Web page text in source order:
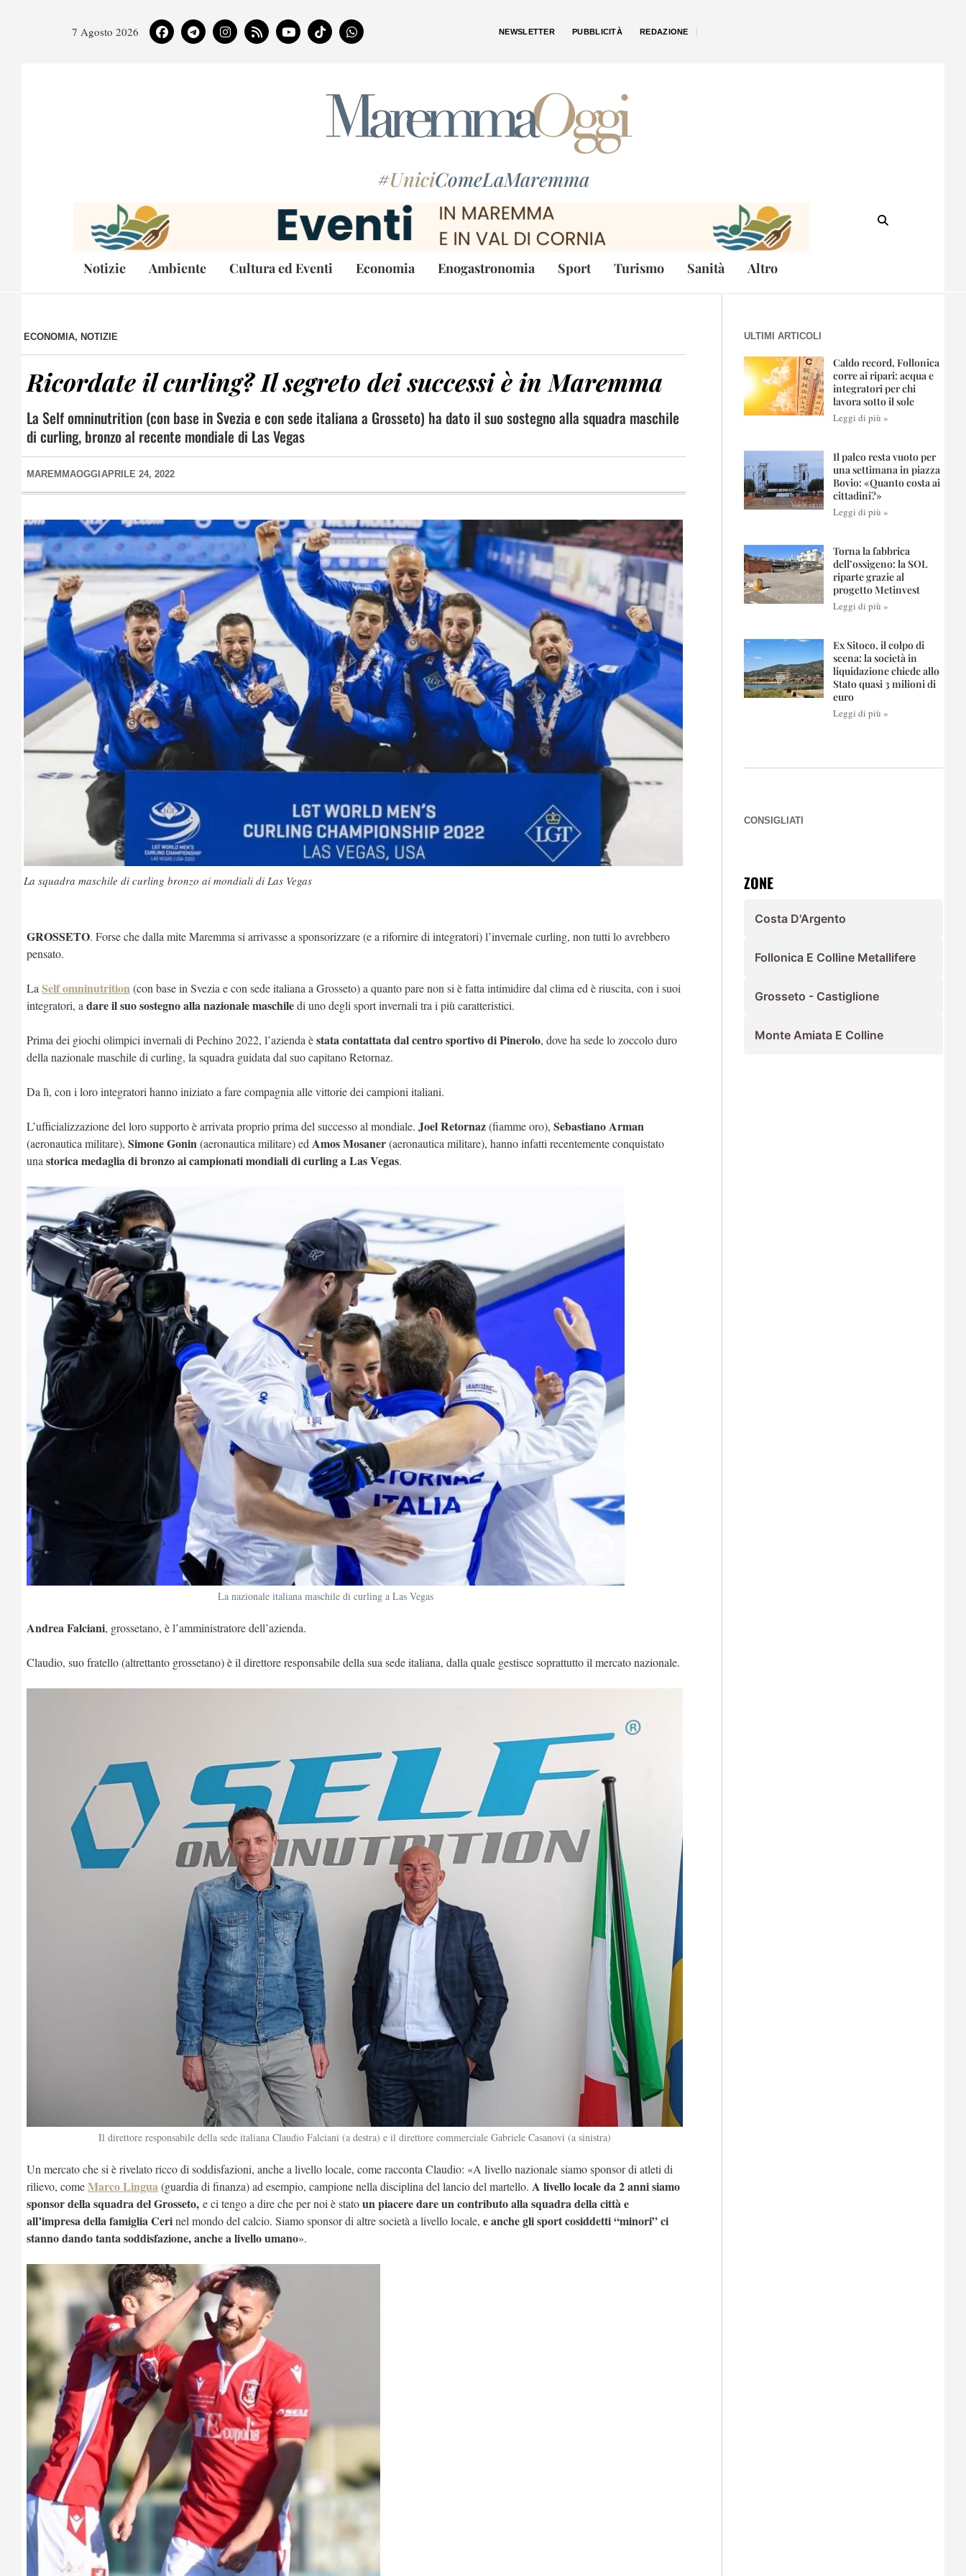
7 Agosto 2026 NEWSLETTER PUBBLICITÀ REDAZIONE
#UniciComeLaMaremma
Notizie Ambiente Cultura ed Eventi Economia Enogastronomia Sport Turismo Sanità Altro
ECONOMIA, NOTIZIE
Ricordate il curling? Il segreto dei successi è in Maremma
La Self omninutrition (con base in Svezia e con sede italiana a Grosseto) ha dato il suo sostegno alla squadra maschile
di curling, bronzo al recente mondiale di Las Vegas
MAREMMAOGGI APRILE 24, 2022
La squadra maschile di curling bronzo ai mondiali di Las Vegas
GROSSETO. Forse che dalla mite Maremma si arrivasse a sponsorizzare (e a rifornire di integratori) l’invernale curling, non tutti lo avrebbero
pensato.
La Self omninutrition(con base in Svezia e con sede italiana a Grosseto) a quanto pare non si è fatta intimidire dal clima ed è riuscita, con i suoi
integratori, a dare il suo sostegno alla nazionale maschiledi uno degli sport invernali tra i più caratteristici.
Prima dei giochi olimpici invernali di Pechino 2022, l’azienda èstata contattata dal centro sportivo di Pinerolo, dove ha sede lo zoccolo duro
della nazionale maschile di curling, la squadra guidata dal suo capitano Retornaz.
Da lì, con i loro integratori hanno iniziato a fare compagnia alle vittorie dei campioni italiani.
L’ufficializzazione del loro supporto è arrivata proprio prima del successo al mondiale. Joel Retornaz(fiamme oro), Sebastiano Arman
(aeronautica militare), Simone Gonin(aeronautica militare) ed Amos Mosaner(aeronautica militare), hanno infatti recentemente conquistato
una storica medaglia di bronzo ai campionati mondiali di curling a Las Vegas.
La nazionale italiana maschile di curling a Las Vegas
Andrea Falciani, grossetano, è l’amministratore dell’azienda.
Claudio, suo fratello (altrettanto grossetano) è il direttore responsabile della sua sede italiana, dalla quale gestisce soprattutto il mercato nazionale.
Il direttore responsabile della sede italiana Claudio Falciani (a destra) e il direttore commerciale Gabriele Casanovi (a sinistra)
Un mercato che si è rivelato ricco di soddisfazioni, anche a livello locale, come racconta Claudio: «A livello nazionale siamo sponsor di atleti di
rilievo, comeMarco Lingua(guardia di finanza) ad esempio, campione nella disciplina del lancio del martello. A livello locale da 2 anni siamo
sponsor della squadra del Grosseto, e ci tengo a dire che per noi è statoun piacere dare un contributo alla squadra della città e
all’impresa della famiglia Cerinel mondo del calcio. Siamo sponsor di altre società a livello locale, e anche gli sport cosiddetti “minori” ci
stanno dando tanta soddisfazione, anche a livello umano».
ULTIMI ARTICOLI
Caldo record, Follonica
corre ai ripari: acqua e
integratori per chi
lavora sotto il sole
Leggi di più »
Il palco resta vuoto per
una settimana in piazza
Bovio: «Quanto costa ai
cittadini?»
Leggi di più »
Torna la fabbrica
dell’ossigeno: la SOL
riparte grazie al
progetto Metinvest
Leggi di più »
Ex Sitoco, il colpo di
scena: la società in
liquidazione chiede allo
Stato quasi 3 milioni di
euro
Leggi di più »
CONSIGLIATI
ZONE
Costa D'Argento
Follonica E Colline Metallifere
Grosseto - Castiglione
Monte Amiata E Colline